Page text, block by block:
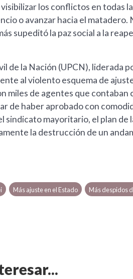
los conflictos en todas
o avanzar hacia el
supeditó la paz social a la
de la Nación (UPCN), liderada
al violento esquema de
miles de agentes que contaban
de haber aprobado con
sindicato mayoritario, el plan de
la destrucción de un
Más ajuste en el Estado Más despidos